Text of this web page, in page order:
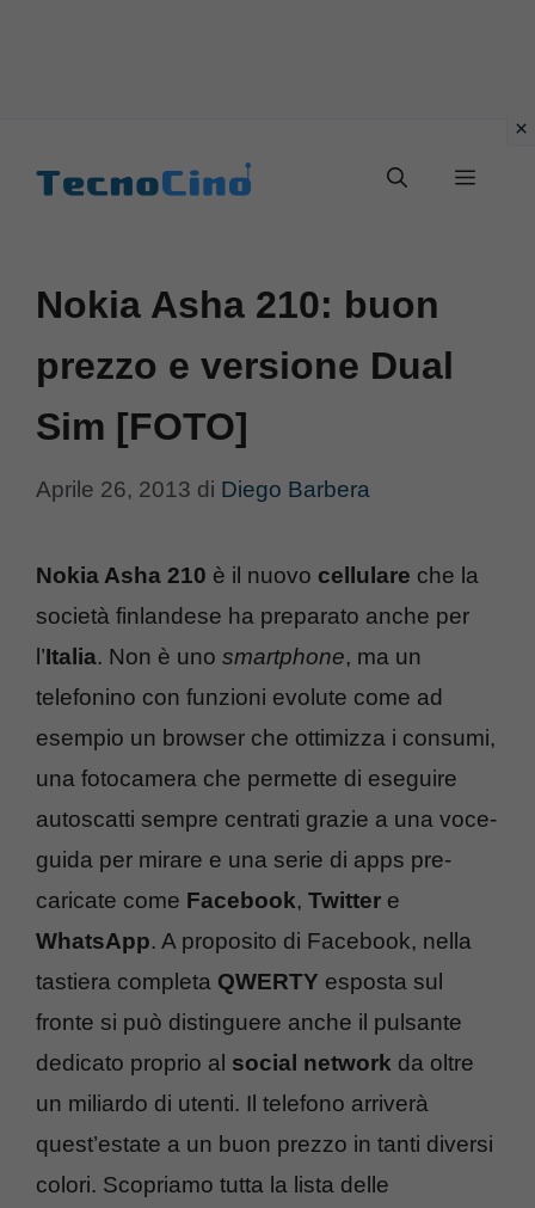
Menu
Nokia Asha 210: buon
prezzo e versione Dual
Sim [FOTO]
Aprile 26, 2013 di Diego Barbera
Nokia Asha 210 è il nuovo cellulare che la
società finlandese ha preparato anche per
l’Italia. Non è uno smartphone, ma un
telefonino con funzioni evolute come ad
esempio un browser che ottimizza i consumi,
una fotocamera che permette di eseguire
autoscatti sempre centrati grazie a una voce-
guida per mirare e una serie di apps pre-
caricate come Facebook, Twitter e
WhatsApp. A proposito di Facebook, nella
tastiera completa QWERTY esposta sul
fronte si può distinguere anche il pulsante
dedicato proprio al social network da oltre
un miliardo di utenti. Il telefono arriverà
quest’estate a un buon prezzo in tanti diversi
colori. Scopriamo tutta la lista delle